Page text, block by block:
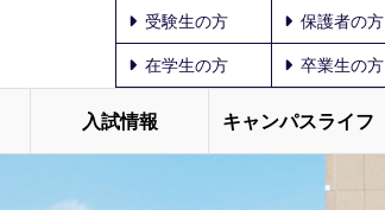
受験生の方 保護者の方
在学生の方 卒業生の方
入試情報 キャンパスライフ